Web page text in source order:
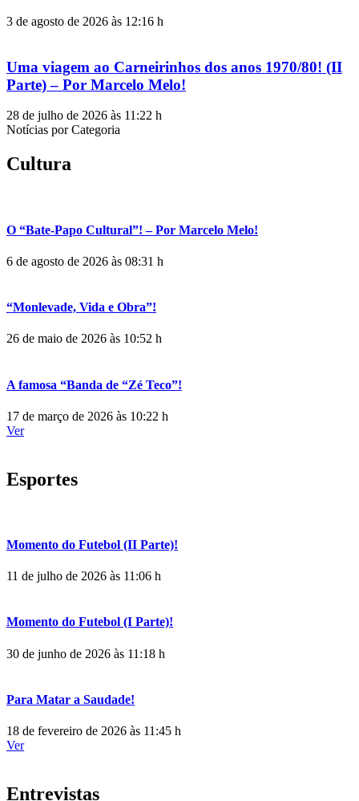
3 de agosto de 2026 às 12:16 h
Uma viagem ao Carneirinhos dos anos 1970/80! (II
Parte) – Por Marcelo Melo!
28 de julho de 2026 às 11:22 h
Notícias por Categoria
Cultura
O “Bate-Papo Cultural”! – Por Marcelo Melo!
6 de agosto de 2026 às 08:31 h
“Monlevade, Vida e Obra”!
26 de maio de 2026 às 10:52 h
A famosa “Banda de “Zé Teco”!
17 de março de 2026 às 10:22 h
Ver
Esportes
Momento do Futebol (II Parte)!
11 de julho de 2026 às 11:06 h
Momento do Futebol (I Parte)!
30 de junho de 2026 às 11:18 h
Para Matar a Saudade!
18 de fevereiro de 2026 às 11:45 h
Ver
Entrevistas